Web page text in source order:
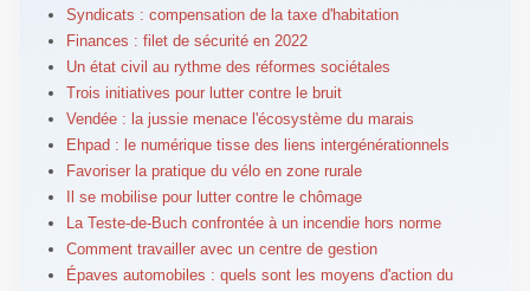
Syndicats : compensation de la taxe d'habitation
Finances : filet de sécurité en 2022
Un état civil au rythme des réformes sociétales
Trois initiatives pour lutter contre le bruit
Vendée : la jussie menace l'écosystème du marais
Ehpad : le numérique tisse des liens intergénérationnels
Favoriser la pratique du vélo en zone rurale
Il se mobilise pour lutter contre le chômage
La Teste-de-Buch confrontée à un incendie hors norme
Comment travailler avec un centre de gestion
Épaves automobiles : quels sont les moyens d'action du